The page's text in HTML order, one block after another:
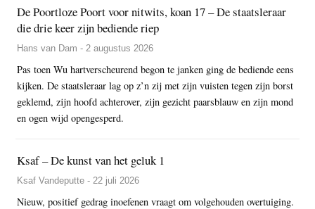
De Poortloze Poort voor nitwits, koan 17 – De staatsleraar
die drie keer zijn bediende riep
Hans van Dam - 2 augustus 2026
Pas toen Wu hartverscheurend begon te janken ging de bediende eens
kijken. De staatsleraar lag op z’n zij met zijn vuisten tegen zijn borst
geklemd, zijn hoofd achterover, zijn gezicht paarsblauw en zijn mond
en ogen wijd opengesperd.
Ksaf – De kunst van het geluk 1
Ksaf Vandeputte - 22 juli 2026
Nieuw, positief gedrag inoefenen vraagt om volgehouden overtuiging.